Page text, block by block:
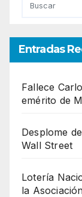
Entradas
Fallece
emérito de
Desplome
Wall Street
Lotería
la